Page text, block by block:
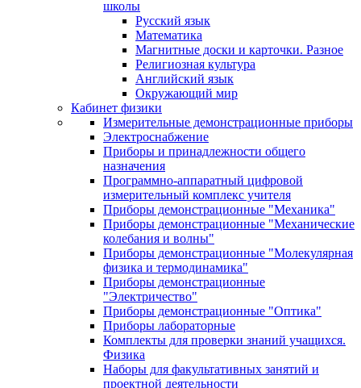
школы
Русский язык
Математика
Магнитные доски и карточки. Разное
Религиозная культура
Английский язык
Окружающий мир
Кабинет физики
Измерительные демонстрационные приборы
Электроснабжение
Приборы и принадлежности общего
назначения
Программно-аппаратный цифровой
измерительный комплекс учителя
Приборы демонстрационные "Механика"
Приборы демонстрационные "Механические
колебания и волны"
Приборы демонстрационные "Молекулярная
физика и термодинамика"
Приборы демонстрационные
"Электричество"
Приборы демонстрационные "Оптика"
Приборы лабораторные
Комплекты для проверки знаний учащихся.
Физика
Наборы для факультативных занятий и
проектной деятельности